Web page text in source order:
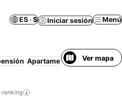
ES · $ Iniciar sesión Menú
Apartamento amueblado
Ver mapa
ranking